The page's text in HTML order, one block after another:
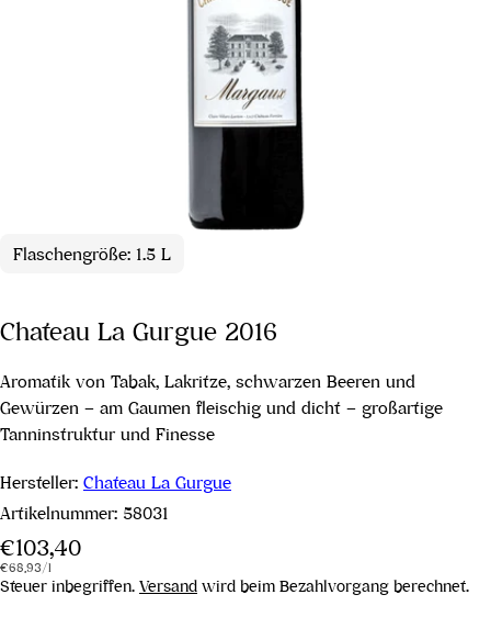
Flaschengröße: 1.5 L
Chateau La Gurgue 2016
Aromatik von Tabak, Lakritze, schwarzen Beeren und
Gewürzen – am Gaumen fleischig und dicht – großartige
Tanninstruktur und Finesse
Hersteller: Chateau La Gurgue
Artikelnummer: 58031
Regulärer
Preis
€103,40
Stückpreis
€68,93/pro
l
Steuer inbegriffen. Versand wird beim Bezahlvorgang berechnet.